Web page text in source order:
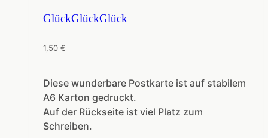
GlückGlückGlück
1,50 €
Diese wunderbare Postkarte ist auf stabilem
A6 Karton gedruckt.
Auf der Rückseite ist viel Platz zum
Schreiben.